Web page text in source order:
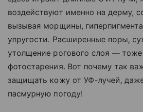
воздействуют именно на дерму,
вызывая морщины,
упругости. Расширенные поры,
утолщение рогового слоя — тоже
фотостарения. Вот почему так
защищать кожу от УФ-лучей,
пасмурную погоду!